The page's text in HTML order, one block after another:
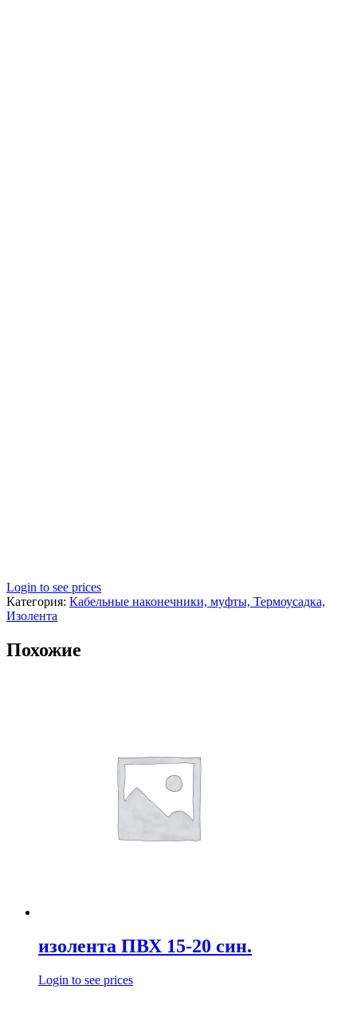
Login to see prices
Категория: Кабельные наконечники, муфты, Термоусадка,
Изолента
Похожие
изолента ПВХ 15-20 син.
Login to see prices